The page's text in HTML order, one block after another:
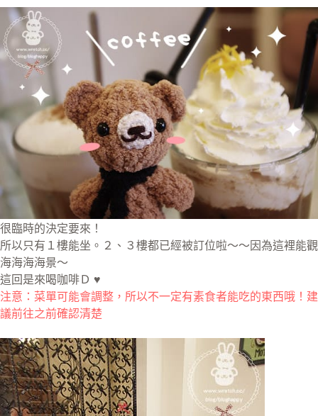
很臨時的決定要來！
所以只有１樓能坐。２、３樓都已經被訂位啦～～因為這裡能觀
海海海海景～
這回是來喝咖啡Ｄ ♥
注意：菜單可能會調整，所以不一定有素食者能吃的東西哦！建
議前往之前確認清楚